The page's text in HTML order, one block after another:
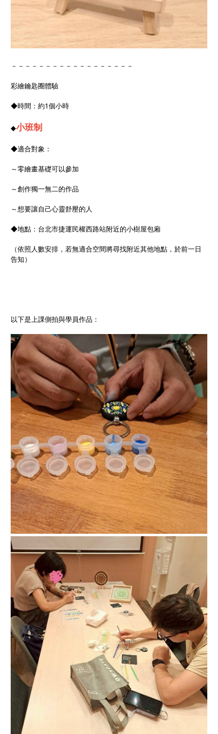
－－－－－－－－－－－－－－－－－－
彩繪鑰匙圈體驗
◆時間：約1個小時
◆小班制
◆適合對象：
～零繪畫基礎可以參加
～創作獨一無二的作品
～想要讓自己心靈舒壓的人
◆地點：台北市捷運民權西路站附近的小樹屋包廂
（依照人數安排，若無適合空間將尋找附近其他地點，於前一日
告知）
以下是上課側拍與學員作品：